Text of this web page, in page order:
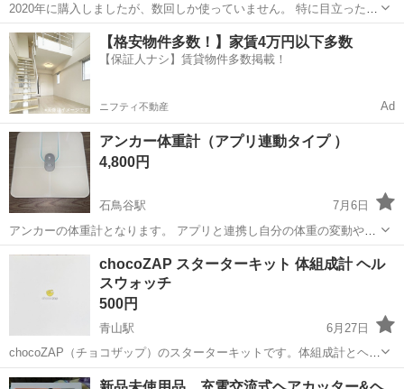
2020年に購入しましたが、数回しか使っていません。 特に目立った傷
ありません。機能も問題ありません。
岩手 北上市 村崎野駅 美容家電
【格安物件多数！】家賃4万円以下多数
【保証人ナシ】賃貸物件多数掲載！
ニフティ不動産 Ad
アンカー体重計（アプリ連動タイプ ）
4,800円
石鳥谷駅
7月6日
アンカーの体重計となります。 アプリと連携し自分の体重の変動や体
脂肪率も測れるものとなっております。 定価ですと7000円ほどとなっ
ております。 よろしくお願いします。
岩手 花巻市 美容家電
chocoZAP スターターキット 体組成計 ヘル
スウォッチ
500円
青山駅
6月27日
chocoZAP（チョコザップ）のスターターキットです。体組成計とヘル
スウォッチのセットになります。撮影のために箱から出しておらず、
岩手 盛岡市 青山駅 美容家電 体組成計